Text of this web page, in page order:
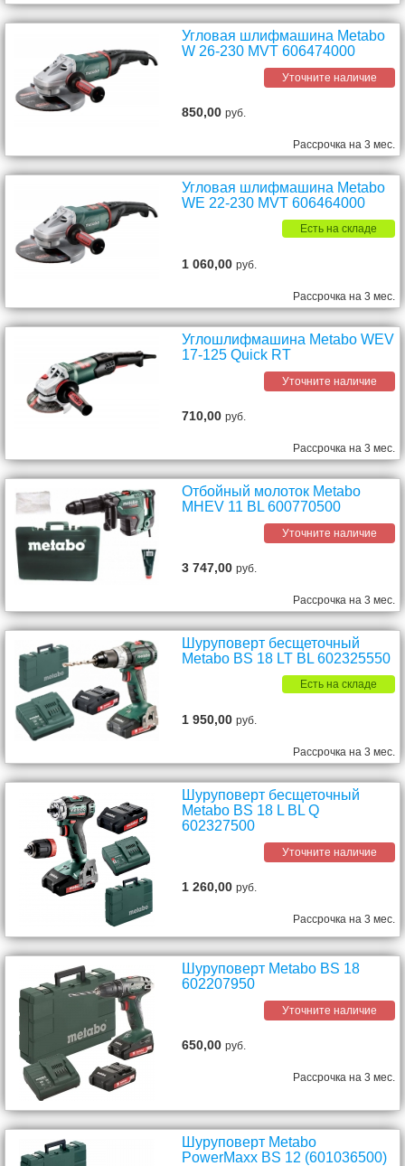
Угловая шлифмашина Metabo
W 26-230 MVT 606474000
Уточните наличие
850,00руб.
Рассрочка на 3 мес.
Угловая шлифмашина Metabo
WE 22-230 MVT 606464000
Есть на складе
1 060,00руб.
Рассрочка на 3 мес.
Углошлифмашина Metabo WEV
17-125 Quick RT
Уточните наличие
710,00руб.
Рассрочка на 3 мес.
Отбойный молоток Metabo
MHEV 11 BL 600770500
Уточните наличие
3 747,00руб.
Рассрочка на 3 мес.
Шуруповерт бесщеточный
Metabo BS 18 LT BL 602325550
Есть на складе
1 950,00руб.
Рассрочка на 3 мес.
Шуруповерт бесщеточный
Metabo BS 18 L BL Q
602327500
Уточните наличие
1 260,00руб.
Рассрочка на 3 мес.
Шуруповерт Metabo BS 18
602207950
Уточните наличие
650,00руб.
Рассрочка на 3 мес.
Шуруповерт Metabo
PowerMaxx BS 12 (601036500)